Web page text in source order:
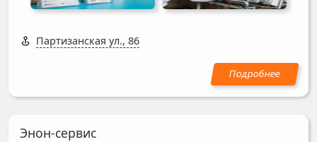
Партизанская ул., 86
Энон-сервис